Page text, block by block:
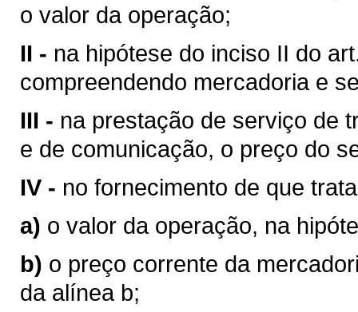
o valor da operação;
II - na hipótese do inciso II do
compreendendo mercadoria e
III - na prestação de serviço de
e de comunicação, o preço do
IV - no fornecimento de que
a) o valor da operação, na
b) o preço corrente da
da alínea b;